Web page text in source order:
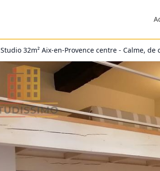
Studio 32m² Aix-en-Provence centre - Calme, de